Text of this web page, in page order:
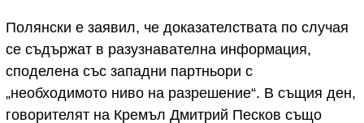
Полянски е заявил, че доказателствата по случая
се съдържат в разузнавателна информация,
споделена със западни партньори с
„необходимото ниво на разрешение“. В същия ден,
говорителят на Кремъл Дмитрий Песков също